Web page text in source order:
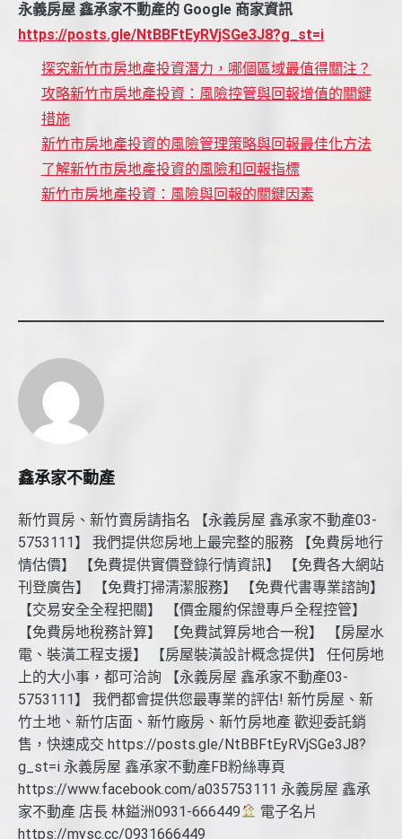
永義房屋 鑫承家不動產的 Google 商家資訊
https://posts.gle/NtBBFtEyRVjSGe3J8?g_st=i
探究新竹市房地產投資潛力，哪個區域最值得關注？
攻略新竹市房地產投資：風險控管與回報增值的關鍵
措施
新竹市房地產投資的風險管理策略與回報最佳化方法
了解新竹市房地產投資的風險和回報指標
新竹市房地產投資：風險與回報的關鍵因素
鑫承家不動產
新竹買房、新竹賣房請指名 【永義房屋 鑫承家不動產03-
5753111】 我們提供您房地上最完整的服務 【免費房地行
情估價】 【免費提供實價登錄行情資訊】 【免費各大網站
刊登廣告】 【免費打掃清潔服務】 【免費代書專業諮詢】
【交易安全全程把關】 【價金履約保證專戶全程控管】
【免費房地稅務計算】 【免費試算房地合一稅】 【房屋水
電、裝潢工程支援】 【房屋裝潢設計概念提供】 任何房地
上的大小事，都可洽詢 【永義房屋 鑫承家不動產03-
5753111】 我們都會提供您最專業的評估! 新竹房屋、新
竹土地、新竹店面、新竹廠房、新竹房地產 歡迎委託銷
售，快速成交 https://posts.gle/NtBBFtEyRVjSGe3J8?
g_st=i 永義房屋 鑫承家不動產FB粉絲專頁
https://www.facebook.com/a035753111 永義房屋 鑫承
家不動產 店長 林鎰洲0931-666449
電子名片
https://mysc.cc/0931666449